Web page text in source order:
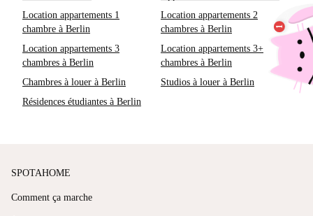
Location appartements 1
chambre à Berlin
Location appartements 2
chambres à Berlin
Location appartements 3
chambres à Berlin
Location appartements 3+
chambres à Berlin
Chambres à louer à Berlin
Studios à louer à Berlin
Résidences étudiantes à Berlin
SPOTAHOME
Comment ça marche